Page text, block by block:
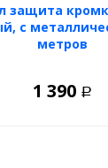
защита
с
метров
1 390 Р